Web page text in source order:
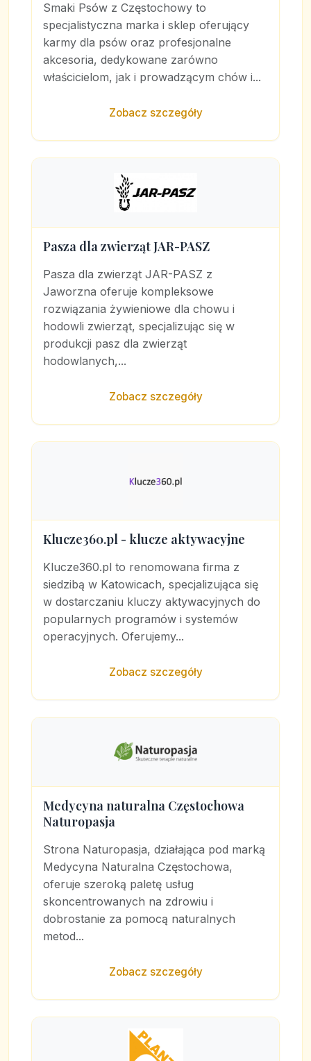
Smaki Psów z Częstochowy to
specjalistyczna marka i sklep oferujący
karmy dla psów oraz profesjonalne
akcesoria, dedykowane zarówno
właścicielom, jak i prowadzącym chów i...
Zobacz szczegóły
Pasza dla zwierząt JAR-PASZ
Pasza dla zwierząt JAR-PASZ z
Jaworzna oferuje kompleksowe
rozwiązania żywieniowe dla chowu i
hodowli zwierząt, specjalizując się w
produkcji pasz dla zwierząt
hodowlanych,...
Zobacz szczegóły
Klucze360.pl - klucze aktywacyjne
Klucze360.pl to renomowana firma z
siedzibą w Katowicach, specjalizująca się
w dostarczaniu kluczy aktywacyjnych do
popularnych programów i systemów
operacyjnych. Oferujemy...
Zobacz szczegóły
Medycyna naturalna Częstochowa
Naturopasja
Strona Naturopasja, działająca pod marką
Medycyna Naturalna Częstochowa,
oferuje szeroką paletę usług
skoncentrowanych na zdrowiu i
dobrostanie za pomocą naturalnych
metod...
Zobacz szczegóły